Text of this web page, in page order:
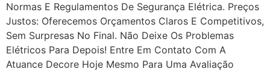
Normas E Regulamentos De Segurança Elétrica. Preços
Justos: Oferecemos Orçamentos Claros E Competitivos,
Sem Surpresas No Final. Não Deixe Os Problemas
Elétricos Para Depois! Entre Em Contato Com A
Atuance Decore Hoje Mesmo Para Uma Avaliação